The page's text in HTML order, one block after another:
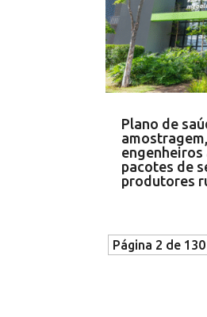
Plano de
engenheiros
pacotes de
produtores
Página 2 de 130